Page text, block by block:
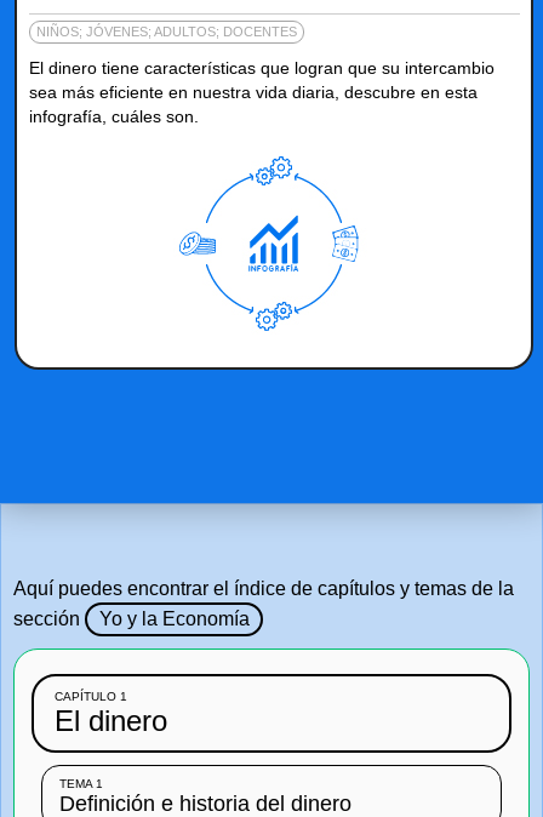
NIÑOS; JÓVENES; ADULTOS; DOCENTES
El dinero tiene características que logran que su intercambio
sea más eficiente en nuestra vida diaria, descubre en esta
infografía, cuáles son.
Aquí puedes encontrar el índice de capítulos y temas de la
sección
Yo y la Economía
CAPÍTULO 1
El dinero
TEMA 1
Definición e historia del dinero